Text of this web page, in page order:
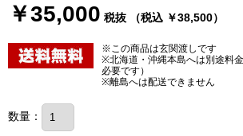
￥35,000 税抜 （税込 ￥38,500）
※この商品は玄関渡しです
※北海道・沖縄本島へは別途料
必要です）
※離島へは配送できません
数量：